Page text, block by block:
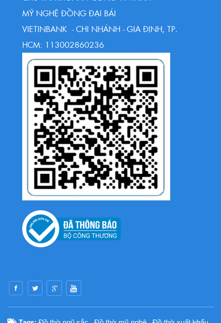
MỸ NGHỆ ĐỒNG ĐẠI BÁI
VIETINBANK - CHI NHÁNH - GIA ĐỊNH, TP.
HCM: 113002860236